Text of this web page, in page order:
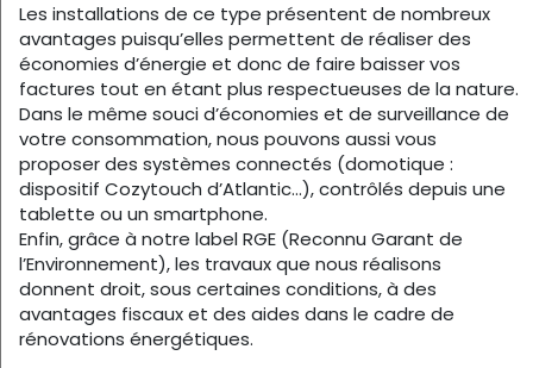
Les installations de ce type présentent de nombreux
avantages puisqu’elles permettent de réaliser des
économies d’énergie et donc de faire baisser vos
factures tout en étant plus respectueuses de la nature.
Dans le même souci d’économies et de surveillance de
votre consommation, nous pouvons aussi vous
proposer des systèmes connectés (domotique :
dispositif Cozytouch d’Atlantic…), contrôlés depuis une
tablette ou un smartphone.
Enfin, grâce à notre label RGE (Reconnu Garant de
l’Environnement), les travaux que nous réalisons
donnent droit, sous certaines conditions, à des
avantages fiscaux et des aides dans le cadre de
rénovations énergétiques.